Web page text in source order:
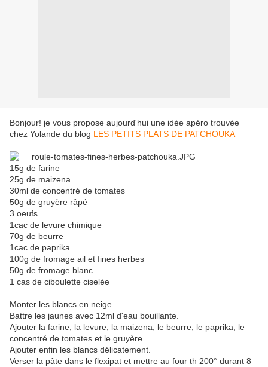
Bonjour! je vous propose aujourd'hui une idée apéro trouvée
chez Yolande du blog LES PETITS PLATS DE PATCHOUKA
15g de farine
25g de maizena
30ml de concentré de tomates
50g de gruyère râpé
3 oeufs
1cac de levure chimique
70g de beurre
1cac de paprika
100g de fromage ail et fines herbes
50g de fromage blanc
1 cas de ciboulette ciselée
Monter les blancs en neige.
Battre les jaunes avec 12ml d'eau bouillante.
Ajouter la farine, la levure, la maizena, le beurre, le paprika, le
concentré de tomates et le gruyère.
Ajouter enfin les blancs délicatement.
Verser la pâte dans le flexipat et mettre au four th 200° durant 8